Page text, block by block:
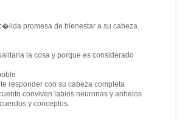
promesa de bienestar a su cabeza.
la cosa y porque es considerado
responder con su cabeza completa
conviven labios neuronas y anhelos
y conceptos.